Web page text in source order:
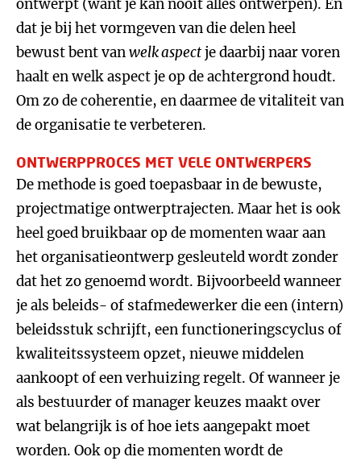
ontwerpt (want je kan nooit alles ontwerpen). En
dat je bij het vormgeven van die delen heel
bewust bent vanwelk aspectje daarbij naar voren
haalt en welk aspect je op de achtergrond houdt.
Om zo de coherentie, en daarmee de vitaliteit van
de organisatie te verbeteren.
ONTWERPPROCES MET VELE ONTWERPERS
De methode is goed toepasbaar in de bewuste,
projectmatige ontwerptrajecten. Maar het is ook
heel goed bruikbaar op de momenten waar aan
het organisatieontwerp gesleuteld wordt zonder
dat het zo genoemd wordt. Bijvoorbeeld wanneer
je als beleids- of stafmedewerker die een (intern)
beleidsstuk schrijft, een functioneringscyclus of
kwaliteitssysteem opzet, nieuwe middelen
aankoopt of een verhuizing regelt. Of wanneer je
als bestuurder of manager keuzes maakt over
wat belangrijk is of hoe iets aangepakt moet
worden. Ook op die momenten wordt de